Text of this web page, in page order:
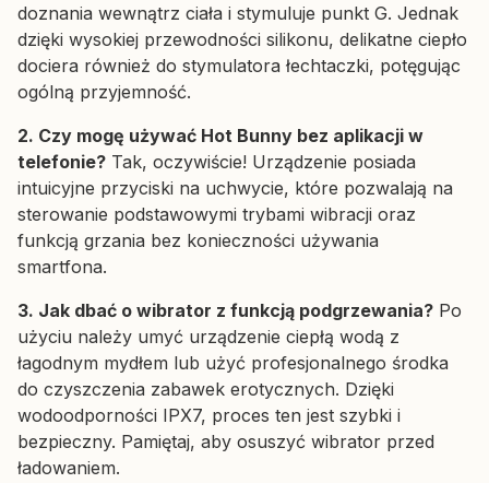
doznania wewnątrz ciała i stymuluje punkt G. Jednak
dzięki wysokiej przewodności silikonu, delikatne ciepło
dociera również do stymulatora łechtaczki, potęgując
ogólną przyjemność.
2. Czy mogę używać Hot Bunny bez aplikacji w
telefonie? Tak, oczywiście! Urządzenie posiada
intuicyjne przyciski na uchwycie, które pozwalają na
sterowanie podstawowymi trybami wibracji oraz
funkcją grzania bez konieczności używania
smartfona.
3. Jak dbać o wibrator z funkcją podgrzewania? Po
użyciu należy umyć urządzenie ciepłą wodą z
łagodnym mydłem lub użyć profesjonalnego środka
do czyszczenia zabawek erotycznych. Dzięki
wodoodporności IPX7, proces ten jest szybki i
bezpieczny. Pamiętaj, aby osuszyć wibrator przed
ładowaniem.